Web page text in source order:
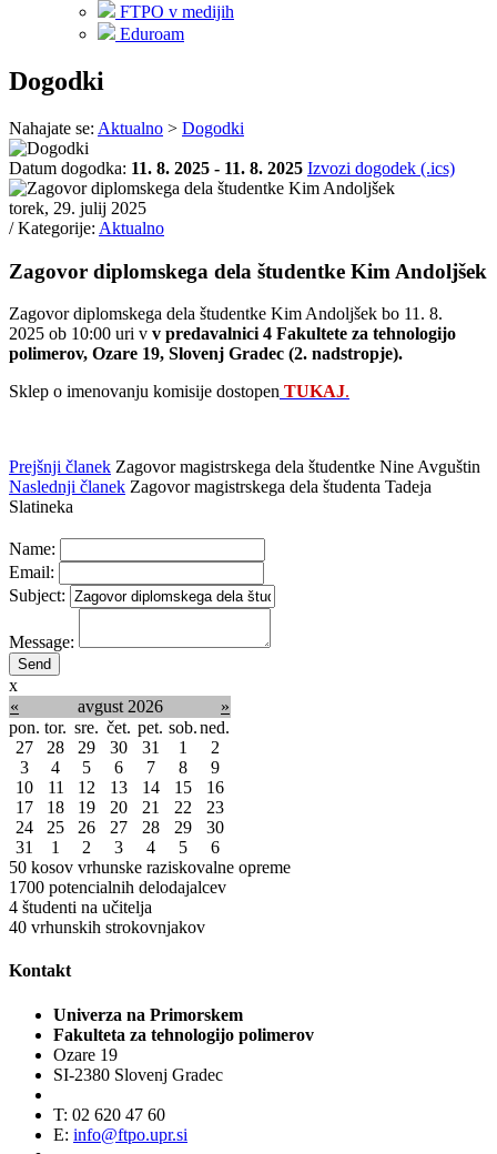
FTPO v medijih
Eduroam
Dogodki
Nahajate se: Aktualno > Dogodki
Datum dogodka: 11. 8. 2025 - 11. 8. 2025 Izvozi dogodek (.ics)
torek, 29. julij 2025
/ Kategorije: Aktualno
Zagovor diplomskega dela študentke Kim Andoljšek
Zagovor diplomskega dela študentke Kim Andoljšek bo 11. 8.
2025 ob 10:00 uri v v predavalnici 4 Fakultete za tehnologijo
polimerov, Ozare 19, Slovenj Gradec (2. nadstropje).
Sklep o imenovanju komisije dostopen TUKAJ.
Prejšnji članek Zagovor magistrskega dela študentke Nine Avguštin
Naslednji članek Zagovor magistrskega dela študenta Tadeja
Slatineka
Name:
Email:
Subject:
Message:
x
«
avgust 2026
»
pon. tor. sre. čet. pet. sob.ned.
27
28 29 30 31 1
2
3
4 5 6 7 8
9
10
11 12 13 14 15
16
17
18 19 20 21 22
23
24
25 26 27 28 29
30
31
1 2 3 4 5
6
50 kosov vrhunske raziskovalne opreme
1700 potencialnih delodajalcev
4 študenti na učitelja
40 vrhunskih strokovnjakov
Kontakt
Univerza na Primorskem
Fakulteta za tehnologijo polimerov
Ozare 19
SI-2380 Slovenj Gradec
T: 02 620 47 60
E: info@ftpo.upr.si